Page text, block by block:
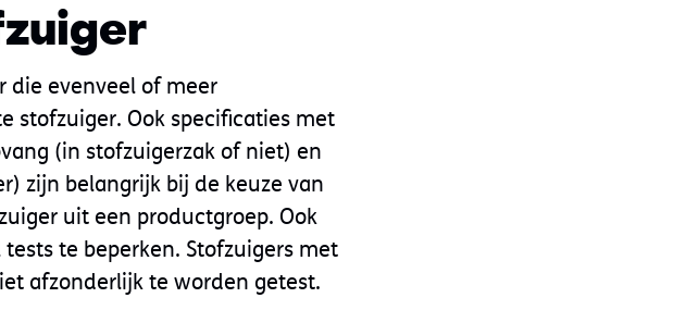
die evenveel of meer
stofzuiger. Ook specificaties met
(in stofzuigerzak of niet) en
zijn belangrijk bij de keuze van
uit een productgroep. Ook
te beperken. Stofzuigers met
afzonderlijk te worden getest.